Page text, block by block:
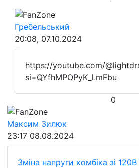
FanZone
Гребельський
20:08, 07.10.2024
https://youtube.com/
si=QYfhMPOPyK_LmFbu
0
FanZone
Максим Зилюк
23:17 08.08.2024
Зміна напруги комбіка зі